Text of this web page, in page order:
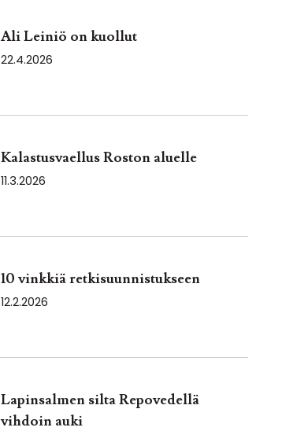
Ali Leiniö on kuollut
22.4.2026
Kalastusvaellus Roston aluelle
11.3.2026
10 vinkkiä retkisuunnistukseen
12.2.2026
Lapinsalmen silta Repovedellä
vihdoin auki